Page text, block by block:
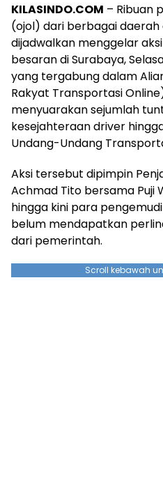
KILASINDO.COM – Ribuan
(ojol) dari berbagai daerah
dijadwalkan menggelar
besaran di Surabaya,
yang tergabung dalam
Rakyat Transportasi
menyuarakan sejumlah
kesejahteraan driver
Undang-Undang
Aksi tersebut dipimpin
Achmad Tito bersama Puji
hingga kini para
belum mendapatkan
dari pemerintah.
Scroll kebawah